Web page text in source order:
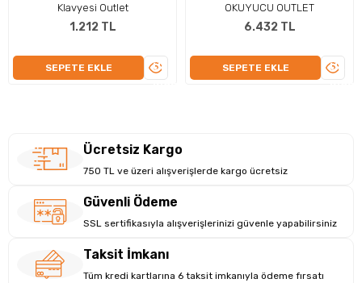
Klavyesi Outlet
1.212 TL
SEPETE EKLE
ÜRÜNÜ
OKUYUCU OUTLET
6.432 TL
SEPETE EKLE
Ücretsiz Kargo
750 TL ve üzeri alışverişlerde kargo ücretsiz
Güvenli Ödeme
SSL sertifikasıyla alışverişlerinizi güvenle yapabilirsiniz
Taksit İmkanı
Tüm kredi kartlarına 6 taksit imkanıyla ödeme fırsatı